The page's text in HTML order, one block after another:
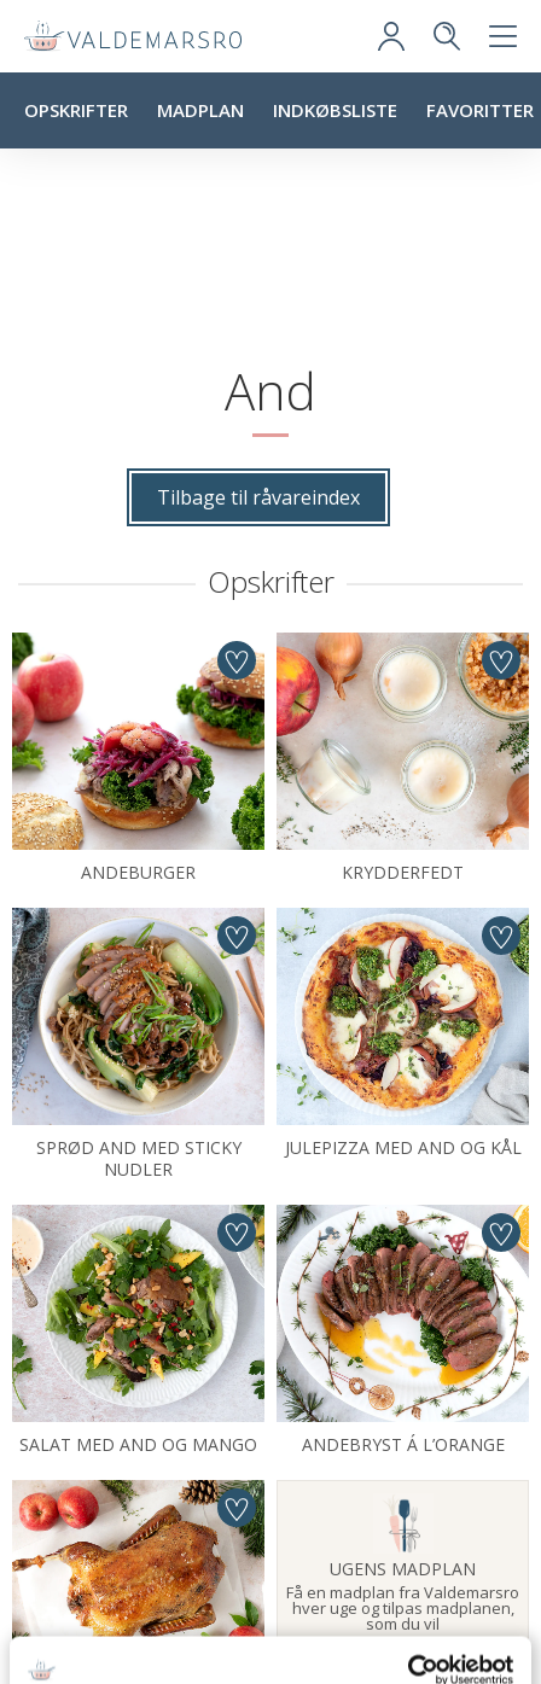
OPSKRIFTER MADPLAN INDKØBSLISTE FAVORITTER
And
Tilbage til råvareindex
Opskrifter
ANDEBURGER KRYDDERFEDT
SPRØD AND MED STICKY
NUDLER
JULEPIZZA MED AND OG KÅL
SALAT MED AND OG MANGO ANDEBRYST Á L’ORANGE
UGENS MADPLAN
Få en madplan fra Valdemarsro
hver uge og tilpas madplanen,
som du vil
LÆS MERE HER